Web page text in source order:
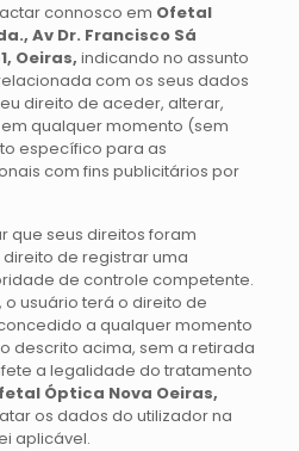
connosco em Ofetal
Av Dr. Francisco Sá
Oeiras, indicando no assunto
com os seus dados
direito de aceder, alterar,
qualquer momento (sem
específico para as
com fins publicitários por
que seus direitos foram
de registrar uma
de controle competente.
usuário terá o direito de
a qualquer momento
descrito acima, sem a retirada
a legalidade do tratamento
Óptica Nova Oeiras,
os dados do utilizador na
aplicável.